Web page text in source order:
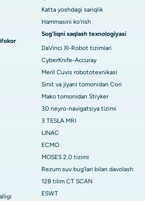
Katta yoshdagi sariqlik
Hammasini ko'rish
Sog'liqni saqlash texnologiyasi
DaVinci XI-Robot tizimlari
CyberKnife-Accuray
Meril Cuvis robototexnikasi
Smit va jiyani tomonidan Cori
Mako tomonidan Stryker
3D neyro-navigatsiya tizimi
3 TESLA MRI
LINAC
ECMO
MOSES 2.0 tizimi
Rezum suv bug'lari bilan davolash
128 tilim CT SCAN
ESWT